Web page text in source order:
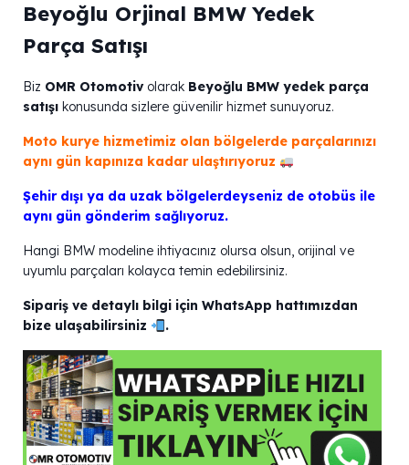
Beyoğlu Orjinal BMW Yedek
Parça Satışı
Biz OMR Otomotivolarak Beyoğlu BMW yedek parça
satışı konusunda sizlere güvenilir hizmet sunuyoruz.
Moto kurye hizmetimiz olan bölgelerde parçalarınızı
aynı gün kapınıza kadar ulaştırıyoruz
Şehir dışı ya da uzak bölgelerdeyseniz de otobüs ile
aynı gün gönderim sağlıyoruz.
Hangi BMW modeline ihtiyacınız olursa olsun, orijinal ve
uyumlu parçaları kolayca temin edebilirsiniz.
Sipariş ve detaylı bilgi için WhatsApp hattımızdan
bize ulaşabilirsiniz
.